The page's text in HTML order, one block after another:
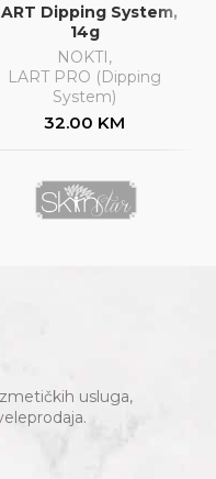
Dipping System,
14g
NOKTI ,
LART PRO (Dipping
System)
32.00 KM
usluga,